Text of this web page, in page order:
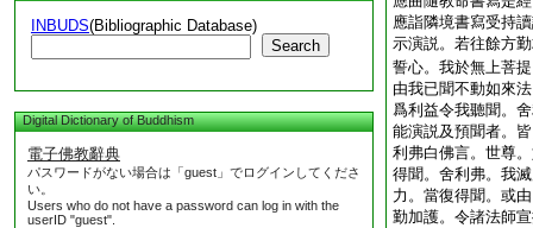
INBUDS(Bibliographic Database)
Search
Digital Dictionary of Buddhism
電子佛教辭典
パスワードがない場合は「guest」でログインしてくださ
い。
Users who do not have a password can log in with the
userID "guest".
應詣隣境書寫受持
示演説。若往餘方
誓心。我於無上菩
由我已聞不動如來
爲利益令我聽聞。
能演説及預聞者。
利弗白佛言。世尊
得聞。舍利弗。我
力。當復得聞。或
勤加護。令諸法師